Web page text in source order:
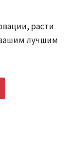
расти
лучшим